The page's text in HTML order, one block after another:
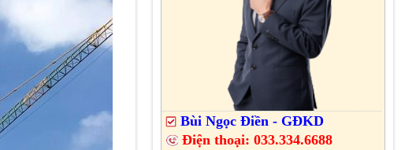
Bùi Ngọc Điền - GĐKD
Điện thoại: 033.334.6688